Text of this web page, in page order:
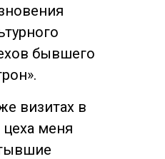
бывшего
визитах в
меня